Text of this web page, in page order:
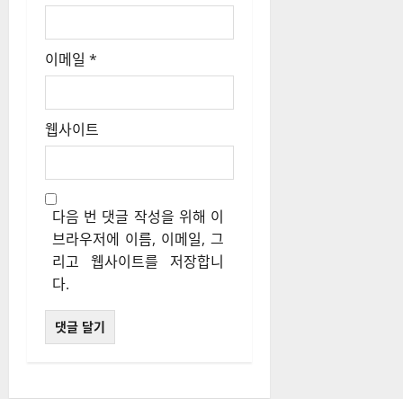
이메일 *
웹사이트
다음 번 댓글 작성을 위해 이
브라우저에 이름, 이메일, 그
리고 웹사이트를 저장합니
다.